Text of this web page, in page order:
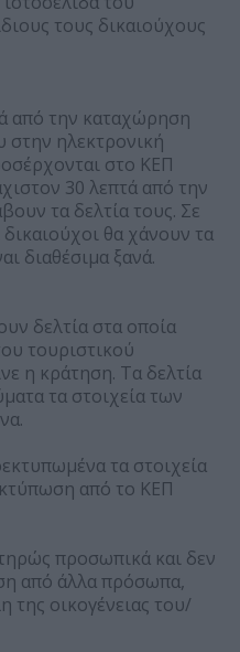
τους δικαιούχους
από την καταχώρηση
στην ηλεκτρονική
στο ΚΕΠ
30 λεπτά από την
τα δελτία τους. Σε
θα χάνουν τα
διαθέσιμα ξανά.
δελτία στα οποία
τουριστικού
η κράτηση. Τα δελτία
τα στοιχεία των
τα στοιχεία
από το ΚΕΠ
προσωπικά και δεν
από άλλα πρόσωπα,
της οικογένειας του/